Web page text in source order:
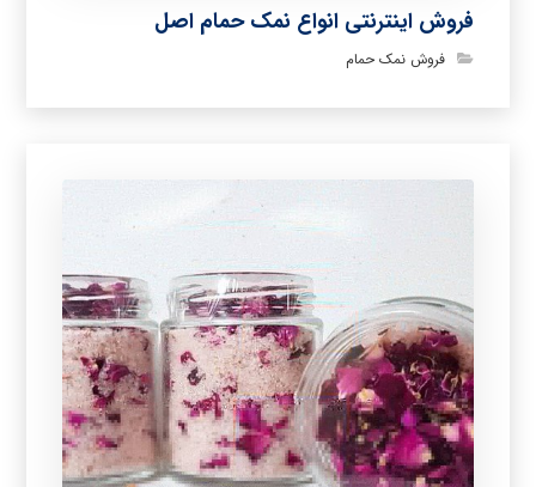
فروش اینترنتی انواع نمک حمام اصل
فروش نمک حمام